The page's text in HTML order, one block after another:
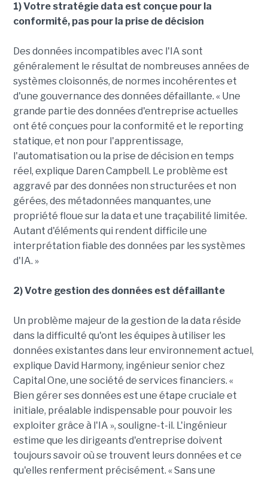
1) Votre stratégie data est conçue pour la
conformité, pas pour la prise de décision
Des données incompatibles avec l'IA sont
généralement le résultat de nombreuses années de
systèmes cloisonnés, de normes incohérentes et
d'une gouvernance des données défaillante. « Une
grande partie des données d'entreprise actuelles
ont été conçues pour la conformité et le reporting
statique, et non pour l'apprentissage,
l'automatisation ou la prise de décision en temps
réel, explique Daren Campbell. Le problème est
aggravé par des données non structurées et non
gérées, des métadonnées manquantes, une
propriété floue sur la data et une traçabilité limitée.
Autant d'éléments qui rendent difficile une
interprétation fiable des données par les systèmes
d'IA. »
2) Votre gestion des données est défaillante
Un problème majeur de la gestion de la data réside
dans la difficulté qu'ont les équipes à utiliser les
données existantes dans leur environnement actuel,
explique David Harmony, ingénieur senior chez
Capital One, une société de services financiers. «
Bien gérer ses données est une étape cruciale et
initiale, préalable indispensable pour pouvoir les
exploiter grâce à l'IA », souligne-t-il. L'ingénieur
estime que les dirigeants d'entreprise doivent
toujours savoir où se trouvent leurs données et ce
qu'elles renferment précisément. « Sans une